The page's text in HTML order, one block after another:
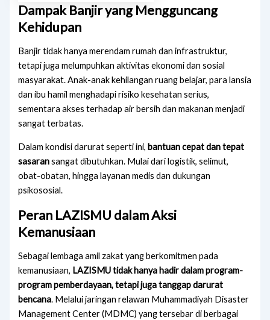
Dampak Banjir yang Mengguncang
Kehidupan
Banjir tidak hanya merendam rumah dan infrastruktur,
tetapi juga melumpuhkan aktivitas ekonomi dan sosial
masyarakat. Anak-anak kehilangan ruang belajar, para lansia
dan ibu hamil menghadapi risiko kesehatan serius,
sementara akses terhadap air bersih dan makanan menjadi
sangat terbatas.
Dalam kondisi darurat seperti ini,bantuan cepat dan tepat
sasaransangat dibutuhkan. Mulai dari logistik, selimut,
obat-obatan, hingga layanan medis dan dukungan
psikososial.
Peran LAZISMU dalam Aksi
Kemanusiaan
Sebagai lembaga amil zakat yang berkomitmen pada
kemanusiaan, LAZISMU tidak hanya hadir dalam program-
program pemberdayaan, tetapi juga tanggap darurat
bencana. Melalui jaringan relawan Muhammadiyah Disaster
Management Center (MDMC) yang tersebar di berbagai